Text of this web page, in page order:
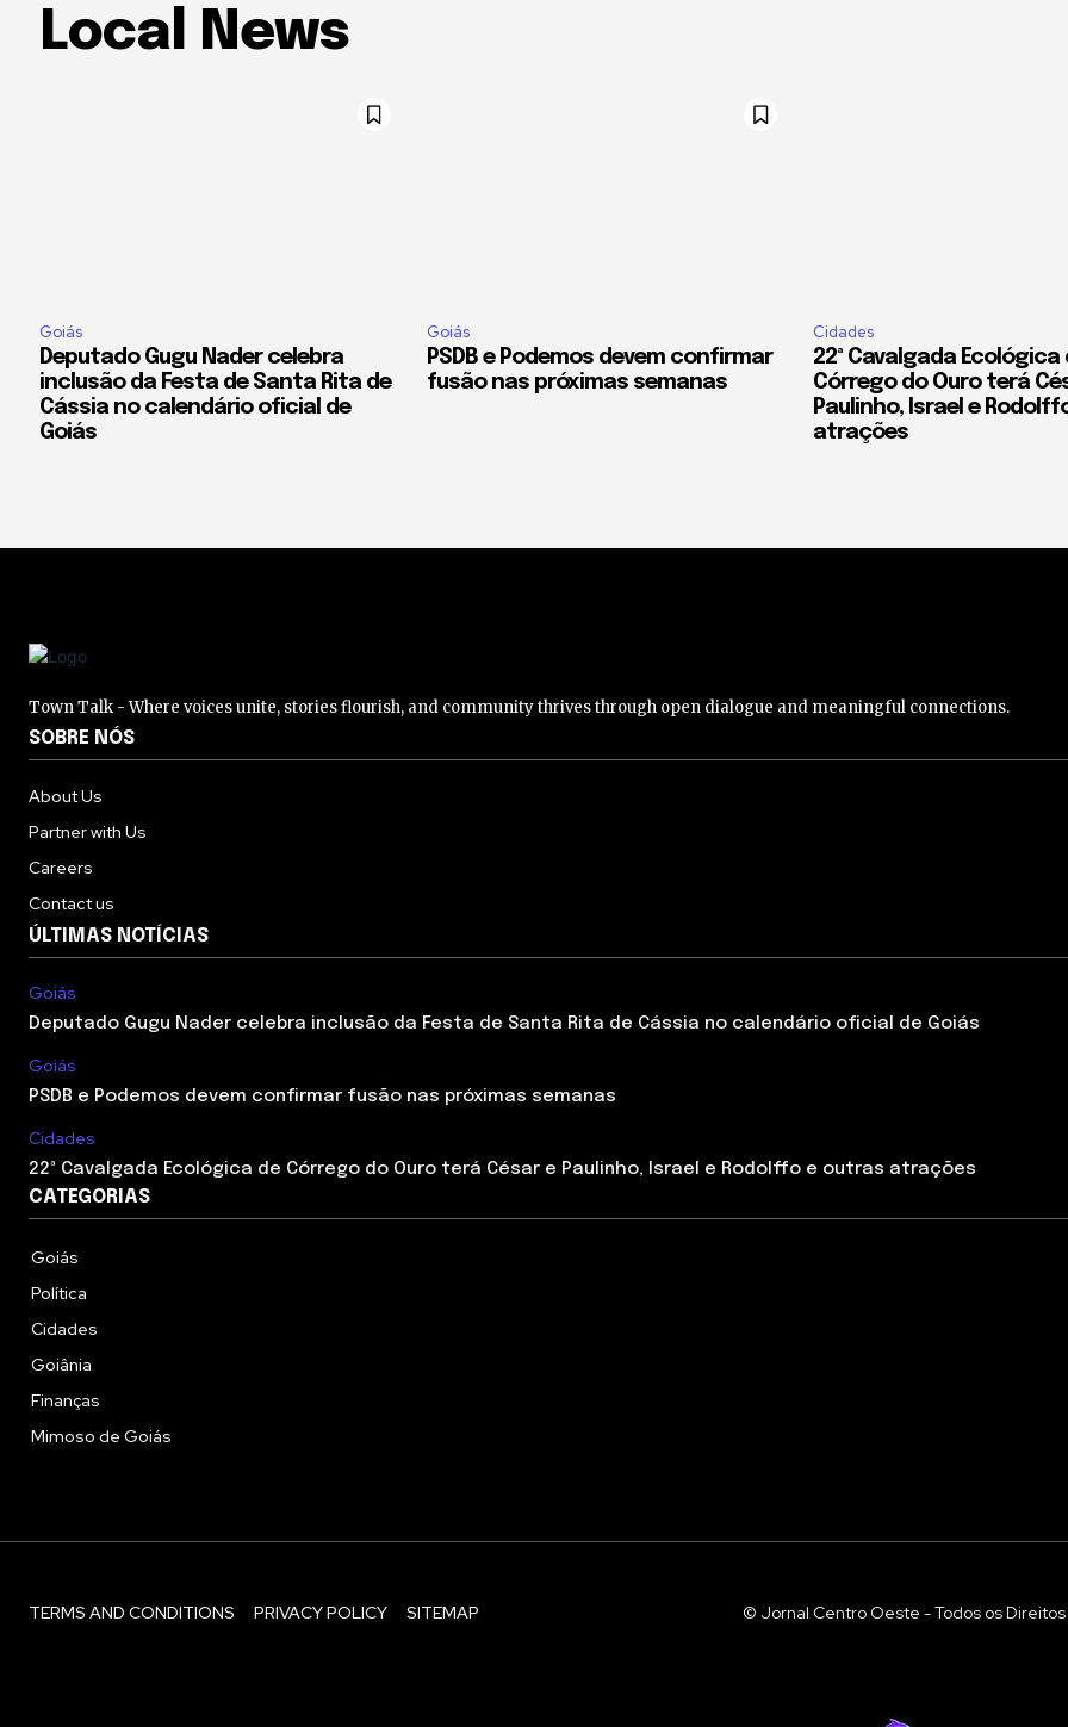
Local News
Goiás
Deputado Gugu Nader celebra
inclusão da Festa de Santa Rita de
Cássia no calendário oficial de
Goiás
Goiás
PSDB e Podemos devem confirmar
fusão nas próximas semanas
Cidades
22ª Cavalgada Ecológica
Córrego do Ouro terá
Paulinho, Israel e
atrações
Town Talk - Where voices unite, stories flourish, and community thrives through open dialogue and meaningful connections.
SOBRE NÓS
About Us
Partner with Us
Careers
Contact us
ÚLTIMAS NOTÍCIAS
Goiás
Deputado Gugu Nader celebra inclusão da Festa de Santa Rita de Cássia no calendário oficial de Goiás
Goiás
PSDB e Podemos devem confirmar fusão nas próximas semanas
Cidades
22ª Cavalgada Ecológica de Córrego do Ouro terá César e Paulinho, Israel e Rodolffo e outras atrações
CATEGORIAS
Goiás
Política
Cidades
Goiânia
Finanças
Mimoso de Goiás
TERMS AND CONDITIONS PRIVACY POLICY SITEMAP © Jornal Centro Oeste - Todos os